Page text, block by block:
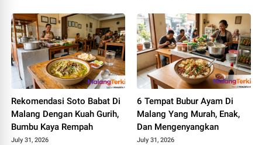
Rekomendasi Soto Babat Di
Malang Dengan Kuah Gurih,
Bumbu Kaya Rempah
July 31, 2026
6 Tempat Bubur Ayam Di
Malang Yang Murah, Enak,
Dan Mengenyangkan
July 31, 2026